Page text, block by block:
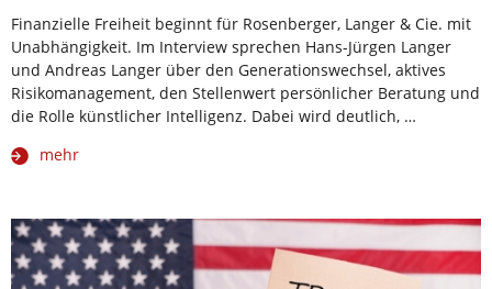
Finanzielle Freiheit beginnt für Rosenberger, Langer & Cie. mit
Unabhängigkeit. Im Interview sprechen Hans-Jürgen Langer
und Andreas Langer über den Generationswechsel, aktives
Risikomanagement, den Stellenwert persönlicher Beratung und
die Rolle künstlicher Intelligenz. Dabei wird deutlich, …
mehr